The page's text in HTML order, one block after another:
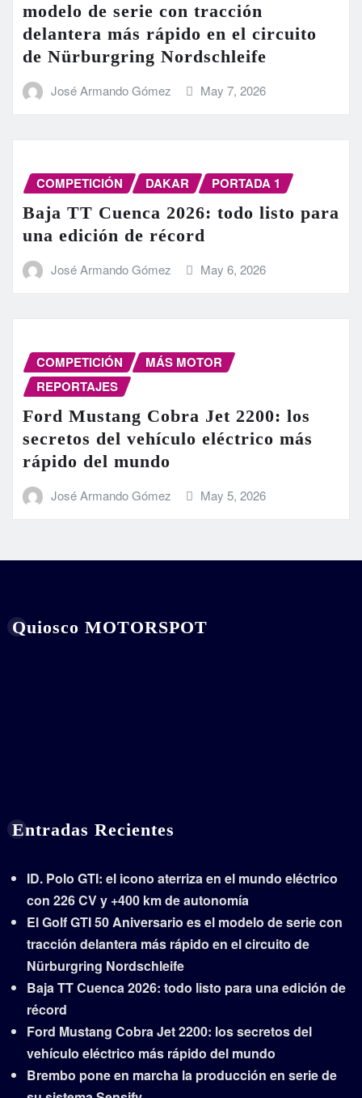
modelo de serie con tracción
delantera más rápido en el circuito
de Nürburgring Nordschleife
José Armando Gómez May 7, 2026
COMPETICIÓN DAKAR PORTADA 1
Baja TT Cuenca 2026: todo listo para
una edición de récord
José Armando Gómez May 6, 2026
COMPETICIÓN
MÁS MOTOR
REPORTAJES
Ford Mustang Cobra Jet 2200: los
secretos del vehículo eléctrico más
rápido del mundo
José Armando Gómez May 5, 2026
Quiosco MOTORSPOT
Entradas Recientes
ID. Polo GTI: el icono aterriza en el mundo eléctrico
con 226 CV y +400 km de autonomía
El Golf GTI 50 Aniversario es el modelo de serie con
tracción delantera más rápido en el circuito de
Nürburgring Nordschleife
Baja TT Cuenca 2026: todo listo para una edición de
récord
Ford Mustang Cobra Jet 2200: los secretos del
vehículo eléctrico más rápido del mundo
Brembo pone en marcha la producción en serie de